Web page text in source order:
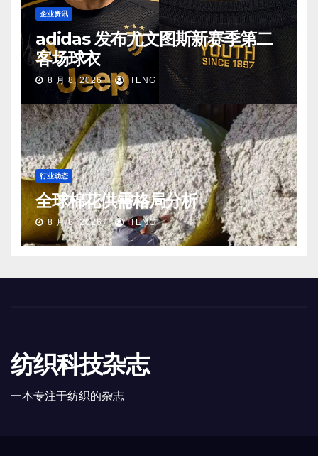
企业资讯
adidas 发布尤文图斯新赛季第二
客场球衣
8 月 8, 2026 TENG
行业动态
全球棉花供需格局分析
8 月 8, 2026 TENG
纺织科技杂志
一本专注于纺织的杂志